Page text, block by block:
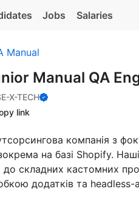
Jobs Salaries
Manual
Manual QA
X-TECH
link
компанія з
на базі Shopify.
складних кастомних
додатків та headless-